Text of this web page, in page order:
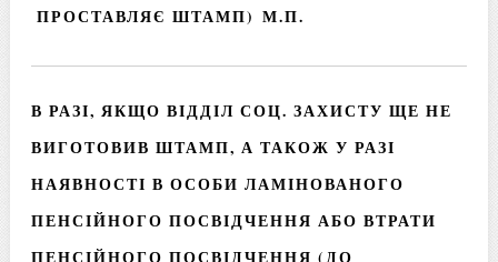
ПРОСТАВЛЯЄ ШТАМП) М.П.
В РАЗІ, ЯКЩО ВІДДІЛ СОЦ. ЗАХИСТУ ЩЕ НЕ
ВИГОТОВИВ ШТАМП, А ТАКОЖ У РАЗІ
НАЯВНОСТІ В ОСОБИ ЛАМІНОВАНОГО
ПЕНСІЙНОГО ПОСВІДЧЕННЯ АБО ВТРАТИ
ПЕНСІЙНОГО ПОСВІДЧЕННЯ (ДО